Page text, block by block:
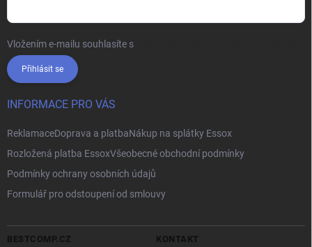
Vložením e-mailu souhlasíte s
Přihlásit se
INFORMACE PRO VÁS
ReklamaceDoprava a platbaNákup na splátky Essox
Rozložená platba EssoxVšeobecné obchodní podmínky
Podmínky ochrany osobních údajů
Formulář pro odstoupení od smlouvy
BESTCOMP.CZ KONTAKT